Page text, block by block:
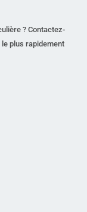
? Contactez-
le plus rapidement